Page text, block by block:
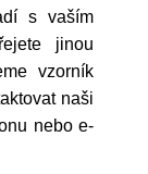
s vaším
jinou
vzorník
naši
nebo e-